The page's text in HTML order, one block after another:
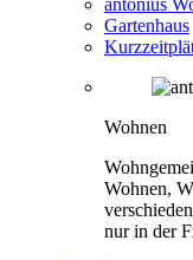
antonius
Gartenhaus
Wohnen
Wohnen,
nur in der